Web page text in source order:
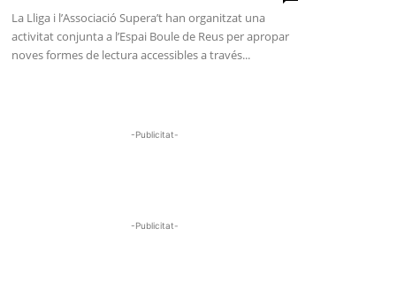
La Lliga i l’Associació Supera’t han organitzat una
activitat conjunta a l’Espai Boule de Reus per apropar
noves formes de lectura accessibles a través...
-Publicitat-
-Publicitat-